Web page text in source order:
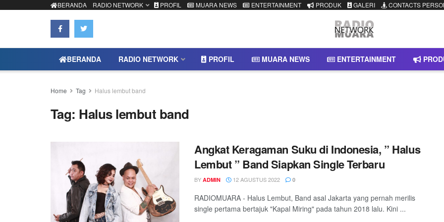
BERANDA RADIO NETWORK PROFIL MUARA NEWS ENTERTAINMENT PRODUK GALERI CONTACTS
BERANDA RADIO NETWORK PROFIL MUARA NEWS ENTERTAINMENT
Home Tag Halus lembut band
Tag: Halus lembut band
Angkat Keragaman Suku di Indonesia, ” Halus
Lembut ” Band Siapkan Single Terbaru
BY ADMIN 12 AGUSTUS 2022 0
RADIOMUARA - Halus Lembut, Band asal Jakarta yang pernah merilis
single pertama bertajuk "Kapal Miring" pada tahun 2018 lalu. Kini ...